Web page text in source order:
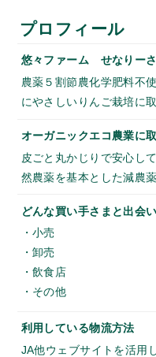
プロフィール
悠々ファーム せなりー
農薬５割節農化学肥料不
にやさしいりんご栽培に
オーガニックエコ農業に
皮ごと丸かじりで安心し
然農薬を基本とした減農
どんな買い手さまと出会
・小売
・卸売
・飲食店
・その他
利用している物流方法
JA他ウェブサイトを活用